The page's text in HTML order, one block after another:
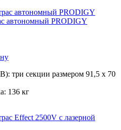
автономный PRODIGY
три секции размером 91,5 х 70
136 кг